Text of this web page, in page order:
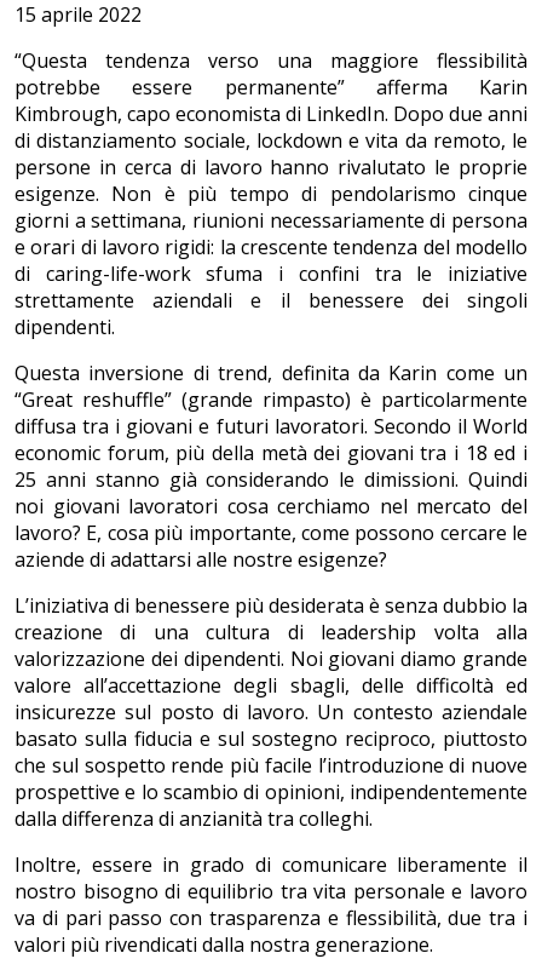
15 aprile 2022
“Questa tendenza verso una maggiore flessibilità
potrebbe essere permanente” afferma Karin
Kimbrough, capo economista di LinkedIn. Dopo due anni
di distanziamento sociale, lockdown e vita da remoto, le
persone in cerca di lavoro hanno rivalutato le proprie
esigenze. Non è più tempo di pendolarismo cinque
giorni a settimana, riunioni necessariamente di persona
e orari di lavoro rigidi: la crescente tendenza del modello
di caring-life-work sfuma i confini tra le iniziative
strettamente aziendali e il benessere dei singoli
dipendenti.
Questa inversione di trend, definita da Karin come un
“Great reshuffle” (grande rimpasto) è particolarmente
diffusa tra i giovani e futuri lavoratori. Secondo il World
economic forum, più della metà dei giovani tra i 18 ed i
25 anni stanno già considerando le dimissioni. Quindi
noi giovani lavoratori cosa cerchiamo nel mercato del
lavoro? E, cosa più importante, come possono cercare le
aziende di adattarsi alle nostre esigenze?
L’iniziativa di benessere più desiderata è senza dubbio la
creazione di una cultura di leadership volta alla
valorizzazione dei dipendenti. Noi giovani diamo grande
valore all’accettazione degli sbagli, delle difficoltà ed
insicurezze sul posto di lavoro. Un contesto aziendale
basato sulla fiducia e sul sostegno reciproco, piuttosto
che sul sospetto rende più facile l’introduzione di nuove
prospettive e lo scambio di opinioni, indipendentemente
dalla differenza di anzianità tra colleghi.
Inoltre, essere in grado di comunicare liberamente il
nostro bisogno di equilibrio tra vita personale e lavoro
va di pari passo con trasparenza e flessibilità, due tra i
valori più rivendicati dalla nostra generazione.